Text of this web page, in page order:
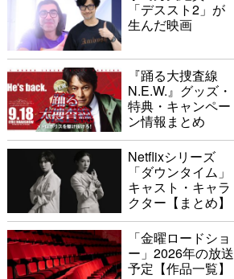
「デススト2」が
生んだ映画
『踊る大捜査線
N.E.W.』グッズ・
特典・キャンペー
ン情報まとめ
Netflixシリーズ
「ダウンタイム」
キャスト・キャラ
クター【まとめ】
「金曜ロードショ
ー」2026年の放送
予定【作品一覧】